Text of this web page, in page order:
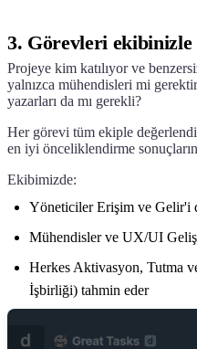
3. Görevleri
Projeye kim katılıyor ve
yalnızca mühendisleri mi
yazarları da mı gerekli?
Her görevi tüm ekiple
en iyi önceliklendirme
Ekibimizde:
Yöneticiler Erişim ve Gelir'i
Mühendisler ve UX/UI
Herkes Aktivasyon, Tutma
İşbirliği) tahmin eder